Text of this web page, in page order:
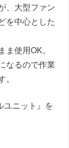
、大型ファン
を中心とした
ま使用OK。
なるので作業
。
ユニット』を